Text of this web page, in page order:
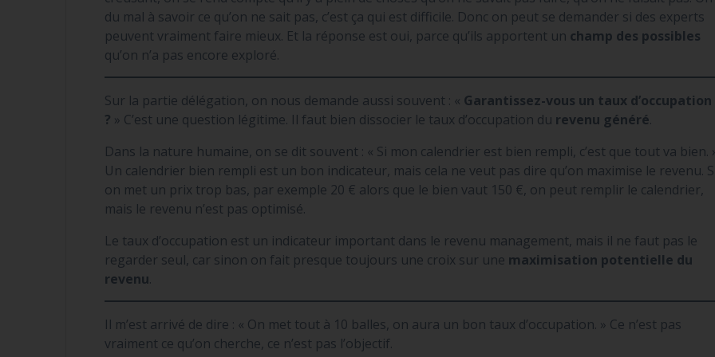
du mal à savoir ce qu’on ne sait pas, c’est ça qui est difficile. Donc on peut se demander si des experts
peuvent vraiment faire mieux. Et la réponse est oui, parce qu’ils apportent un champ des possibles
qu’on n’a pas encore exploré.
Sur la partie délégation, on nous demande aussi souvent : « Garantissez-vous un taux d’occupation
? » C’est une question légitime. Il faut bien dissocier le taux d’occupation du revenu généré.
Dans la nature humaine, on se dit souvent : « Si mon calendrier est bien rempli, c’est que tout va bien.
Un calendrier bien rempli est un bon indicateur, mais cela ne veut pas dire qu’on maximise le revenu.
on met un prix trop bas, par exemple 20 € alors que le bien vaut 150 €, on peut remplir le calendrier,
mais le revenu n’est pas optimisé.
Le taux d’occupation est un indicateur important dans le revenu management, mais il ne faut pas le
regarder seul, car sinon on fait presque toujours une croix sur une maximisation potentielle du
revenu.
Il m’est arrivé de dire : « On met tout à 10 balles, on aura un bon taux d’occupation. » Ce n’est pas
vraiment ce qu’on cherche, ce n’est pas l’objectif.